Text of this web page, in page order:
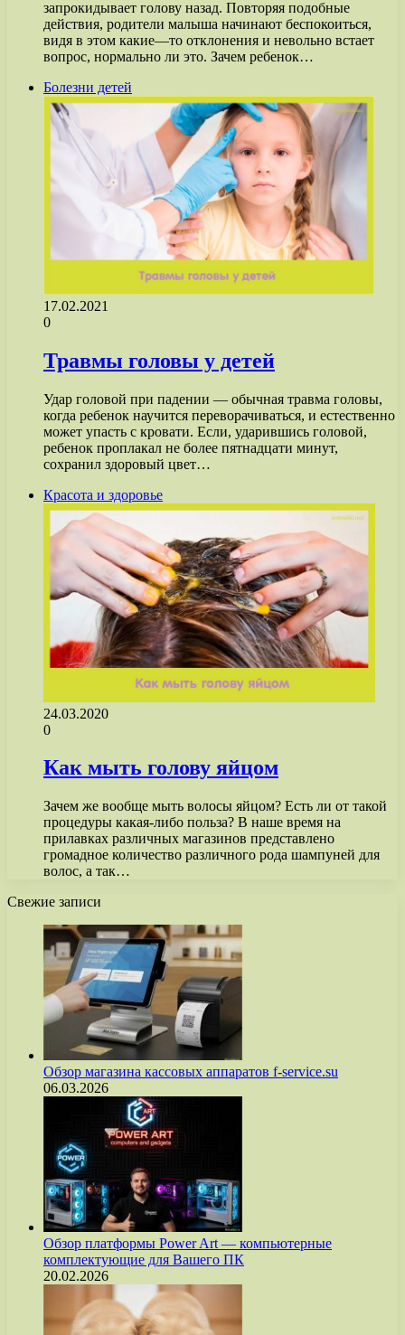
запрокидывает голову назад. Повторяя подобные
действия, родители малыша начинают беспокоиться,
видя в этом какие—то отклонения и невольно встает
вопрос, нормально ли это. Зачем ребенок…
Болезни детей
17.02.2021
0
Травмы головы у детей
Удар головой при падении — обычная травма головы,
когда ребенок научится переворачиваться, и естественно
может упасть с кровати. Если, ударившись головой,
ребенок проплакал не более пятнадцати минут,
сохранил здоровый цвет…
Красота и здоровье
24.03.2020
0
Как мыть голову яйцом
Зачем же вообще мыть волосы яйцом? Есть ли от такой
процедуры какая-либо польза? В наше время на
прилавках различных магазинов представлено
громадное количество различного рода шампуней для
волос, а так…
Свежие записи
Обзор магазина кассовых аппаратов f-service.su
06.03.2026
Обзор платформы Power Art — компьютерные
комплектующие для Вашего ПК
20.02.2026